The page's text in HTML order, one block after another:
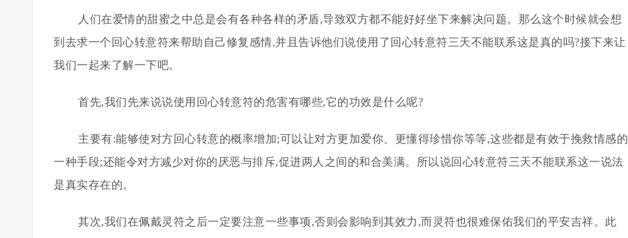
人们在爱情的甜蜜之中总是会有各种各样的矛盾,导致双方都不能好好坐下来解决问题。那么这个时候就会想
到去求一个回心转意符来帮助自己修复感情,并且告诉他们说使用了回心转意符三天不能联系这是真的吗?接下来让
我们一起来了解一下吧。
首先,我们先来说说使用回心转意符的危害有哪些,它的功效是什么呢?
主要有:能够使对方回心转意的概率增加;可以让对方更加爱你、更懂得珍惜你等等,这些都是有效于挽救情感的
一种手段;还能令对方减少对你的厌恶与排斥,促进两人之间的和合美满。所以说回心转意符三天不能联系这一说法
是真实存在的。
其次,我们在佩戴灵符之后一定要注意一些事项,否则会影响到其效力,而灵符也很难保佑我们的平安吉祥。此